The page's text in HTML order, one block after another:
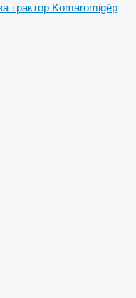
трактор Komaromigép